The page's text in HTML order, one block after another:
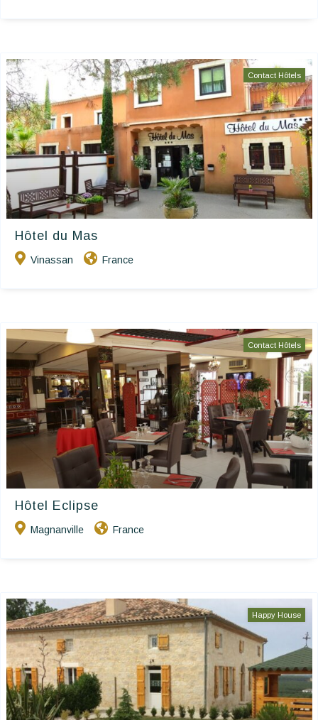
Contact Hôtels
Hôtel du Mas
Vinassan France
Contact Hôtels
Hôtel Eclipse
Magnanville France
Happy House